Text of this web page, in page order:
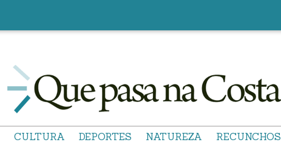
CULTURA DEPORTES NATUREZA RECUNCHOS